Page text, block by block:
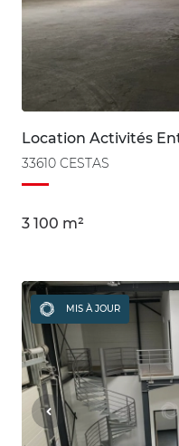
Location Activités
33610 CESTAS
3 100 m²
MIS À JOUR